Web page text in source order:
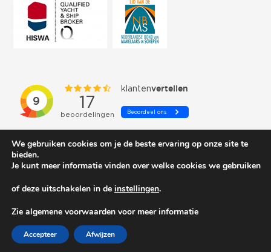
Privacy and cookies
We gebruiken cookies om je de beste ervaring op onze site te
bieden.
Je kunt meer informatie vinden over welke cookies we gebruiken
of deze uitschakelen in de instellingen.
Zie algemene voorwaarden voor meer informatie
Accepteer Afwijzen